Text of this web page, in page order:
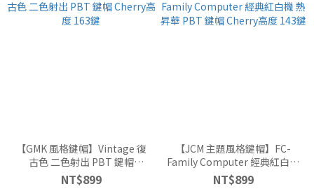
【GMK 風格鍵帽】Vintage 復
古色 二色射出 PBT 鍵帽
Cherry高度 163鍵
NT$899
【JCM 主題風格鍵帽】FC-
Family Computer 經典紅白機
143鍵
NT$899